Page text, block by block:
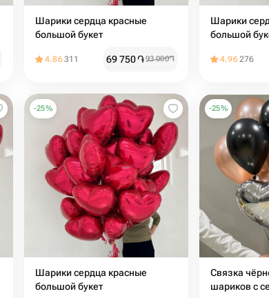
Шарики сердца красные
большой букет
4.86311 69 750֏93 000֏
Шарики
большой
4.96276
-25%
Шарики сердца красные
большой букет
-25%
Связка
шариков с